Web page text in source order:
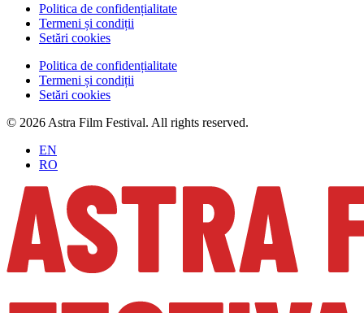
Politica de confidențialitate
Termeni și condiții
Setări cookies
Politica de confidențialitate
Termeni și condiții
Setări cookies
© 2026 Astra Film Festival. All rights reserved.
EN
RO